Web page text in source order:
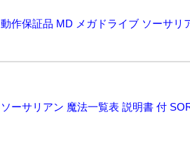
動作保証品 MD メガドライブ ソーサリ
ソーサリアン 魔法一覧表 説明書 付